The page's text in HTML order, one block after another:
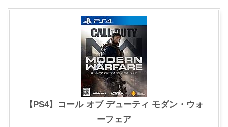
【PS4】コール オブ デューティ モダン・ウォ
ーフェア